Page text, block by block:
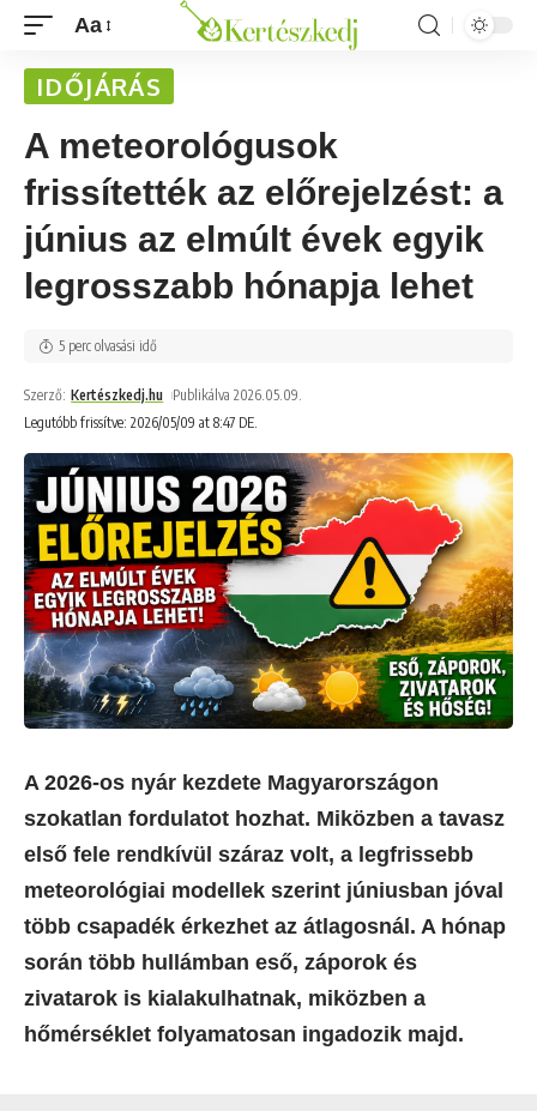
Aa
IDŐJÁRÁS
A meteorológusok
frissítették az előrejelzést: a
június az elmúlt évek egyik
legrosszabb hónapja lehet
Legutóbb frissítve: 2026/05/09 at 8:47 DE.
Szerző: Kertészkedj.hu Publikálva 2026.05.09.
5 perc olvasási idő
A 2026-os nyár kezdete Magyarországon
szokatlan fordulatot hozhat. Miközben a tavasz
első fele rendkívül száraz volt, a legfrissebb
meteorológiai modellek szerint júniusban jóval
több csapadék érkezhet az átlagosnál. A hónap
során több hullámban eső, záporok és
zivatarok is kialakulhatnak, miközben a
hőmérséklet folyamatosan ingadozik majd.